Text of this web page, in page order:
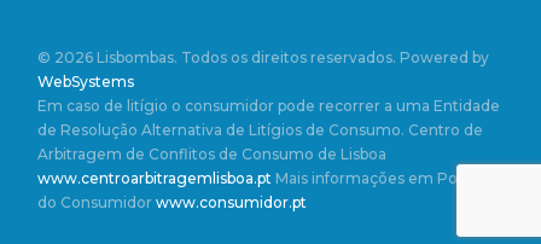
© 2026 Lisbombas. Todos os direitos reservados. Powered by
WebSystems
Em caso de litígio o consumidor pode recorrer a uma Entidade
de Resolução Alternativa de Litígios de Consumo. Centro de
Arbitragem de Conflitos de Consumo de Lisboa
www.centroarbitragemlisboa.pt Mais informações em Portal
do Consumidor www.consumidor.pt